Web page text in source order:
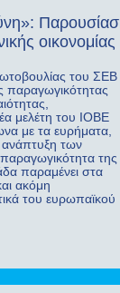
οικονομίας
του ΣΕΒ
παραγωγικότητας
μελέτη του ΙΟΒΕ
με τα ευρήματα,
των
της
παραμένει στα
ακόμη
του ευρωπαϊκού